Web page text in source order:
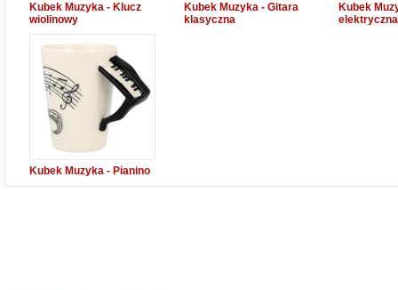
Kubek Muzyka - Klucz
wiolinowy
Kubek Muzyka - Gitara
klasyczna
Kubek
elektryczna
Kubek Muzyka - Pianino